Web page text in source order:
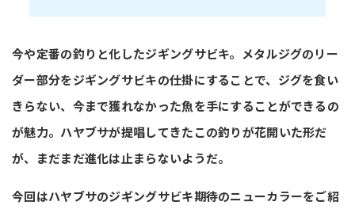
今や定番の釣りと化したジギングサビキ。メタルジグのリー
ダー部分をジギングサビキの仕掛にすることで、ジグを食い
きらない、今まで獲れなかった魚を手にすることができるの
が魅力。ハヤブサが提唱してきたこの釣りが花開いた形だ
が、まだまだ進化は止まらないようだ。
今回はハヤブサのジギングサビキ期待のニューカラーをご紹